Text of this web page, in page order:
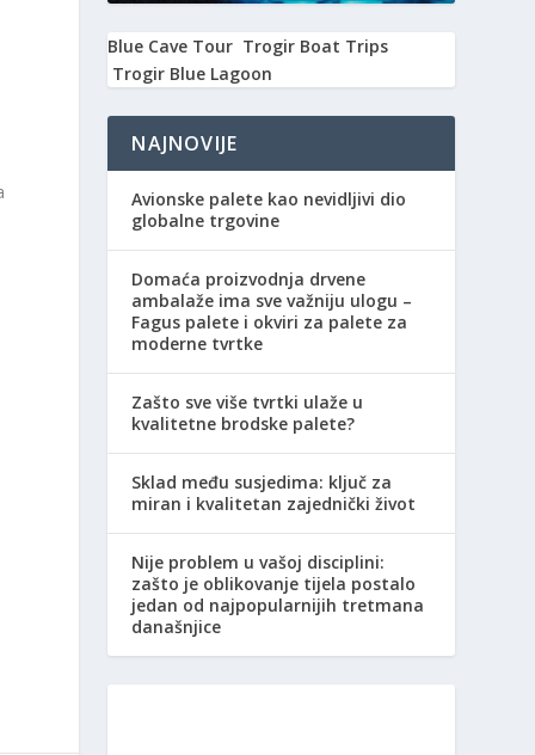
Blue Cave Tour Trogir Boat Trips
Trogir Blue Lagoon
NAJNOVIJE
Avionske palete kao nevidljivi dio
globalne trgovine
Domaća proizvodnja drvene
ambalaže ima sve važniju ulogu –
Fagus palete i okviri za palete za
moderne tvrtke
Zašto sve više tvrtki ulaže u
kvalitetne brodske palete?
Sklad među susjedima: ključ za
miran i kvalitetan zajednički život
Nije problem u vašoj disciplini:
zašto je oblikovanje tijela postalo
jedan od najpopularnijih tretmana
današnjice